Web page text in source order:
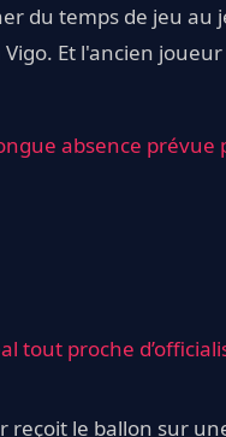
du temps de jeu
Et l'ancien
absence prévue
tout proche
reçoit le ballon sur